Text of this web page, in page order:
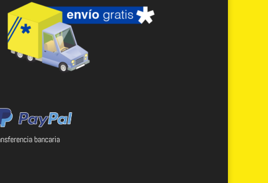
bancaria